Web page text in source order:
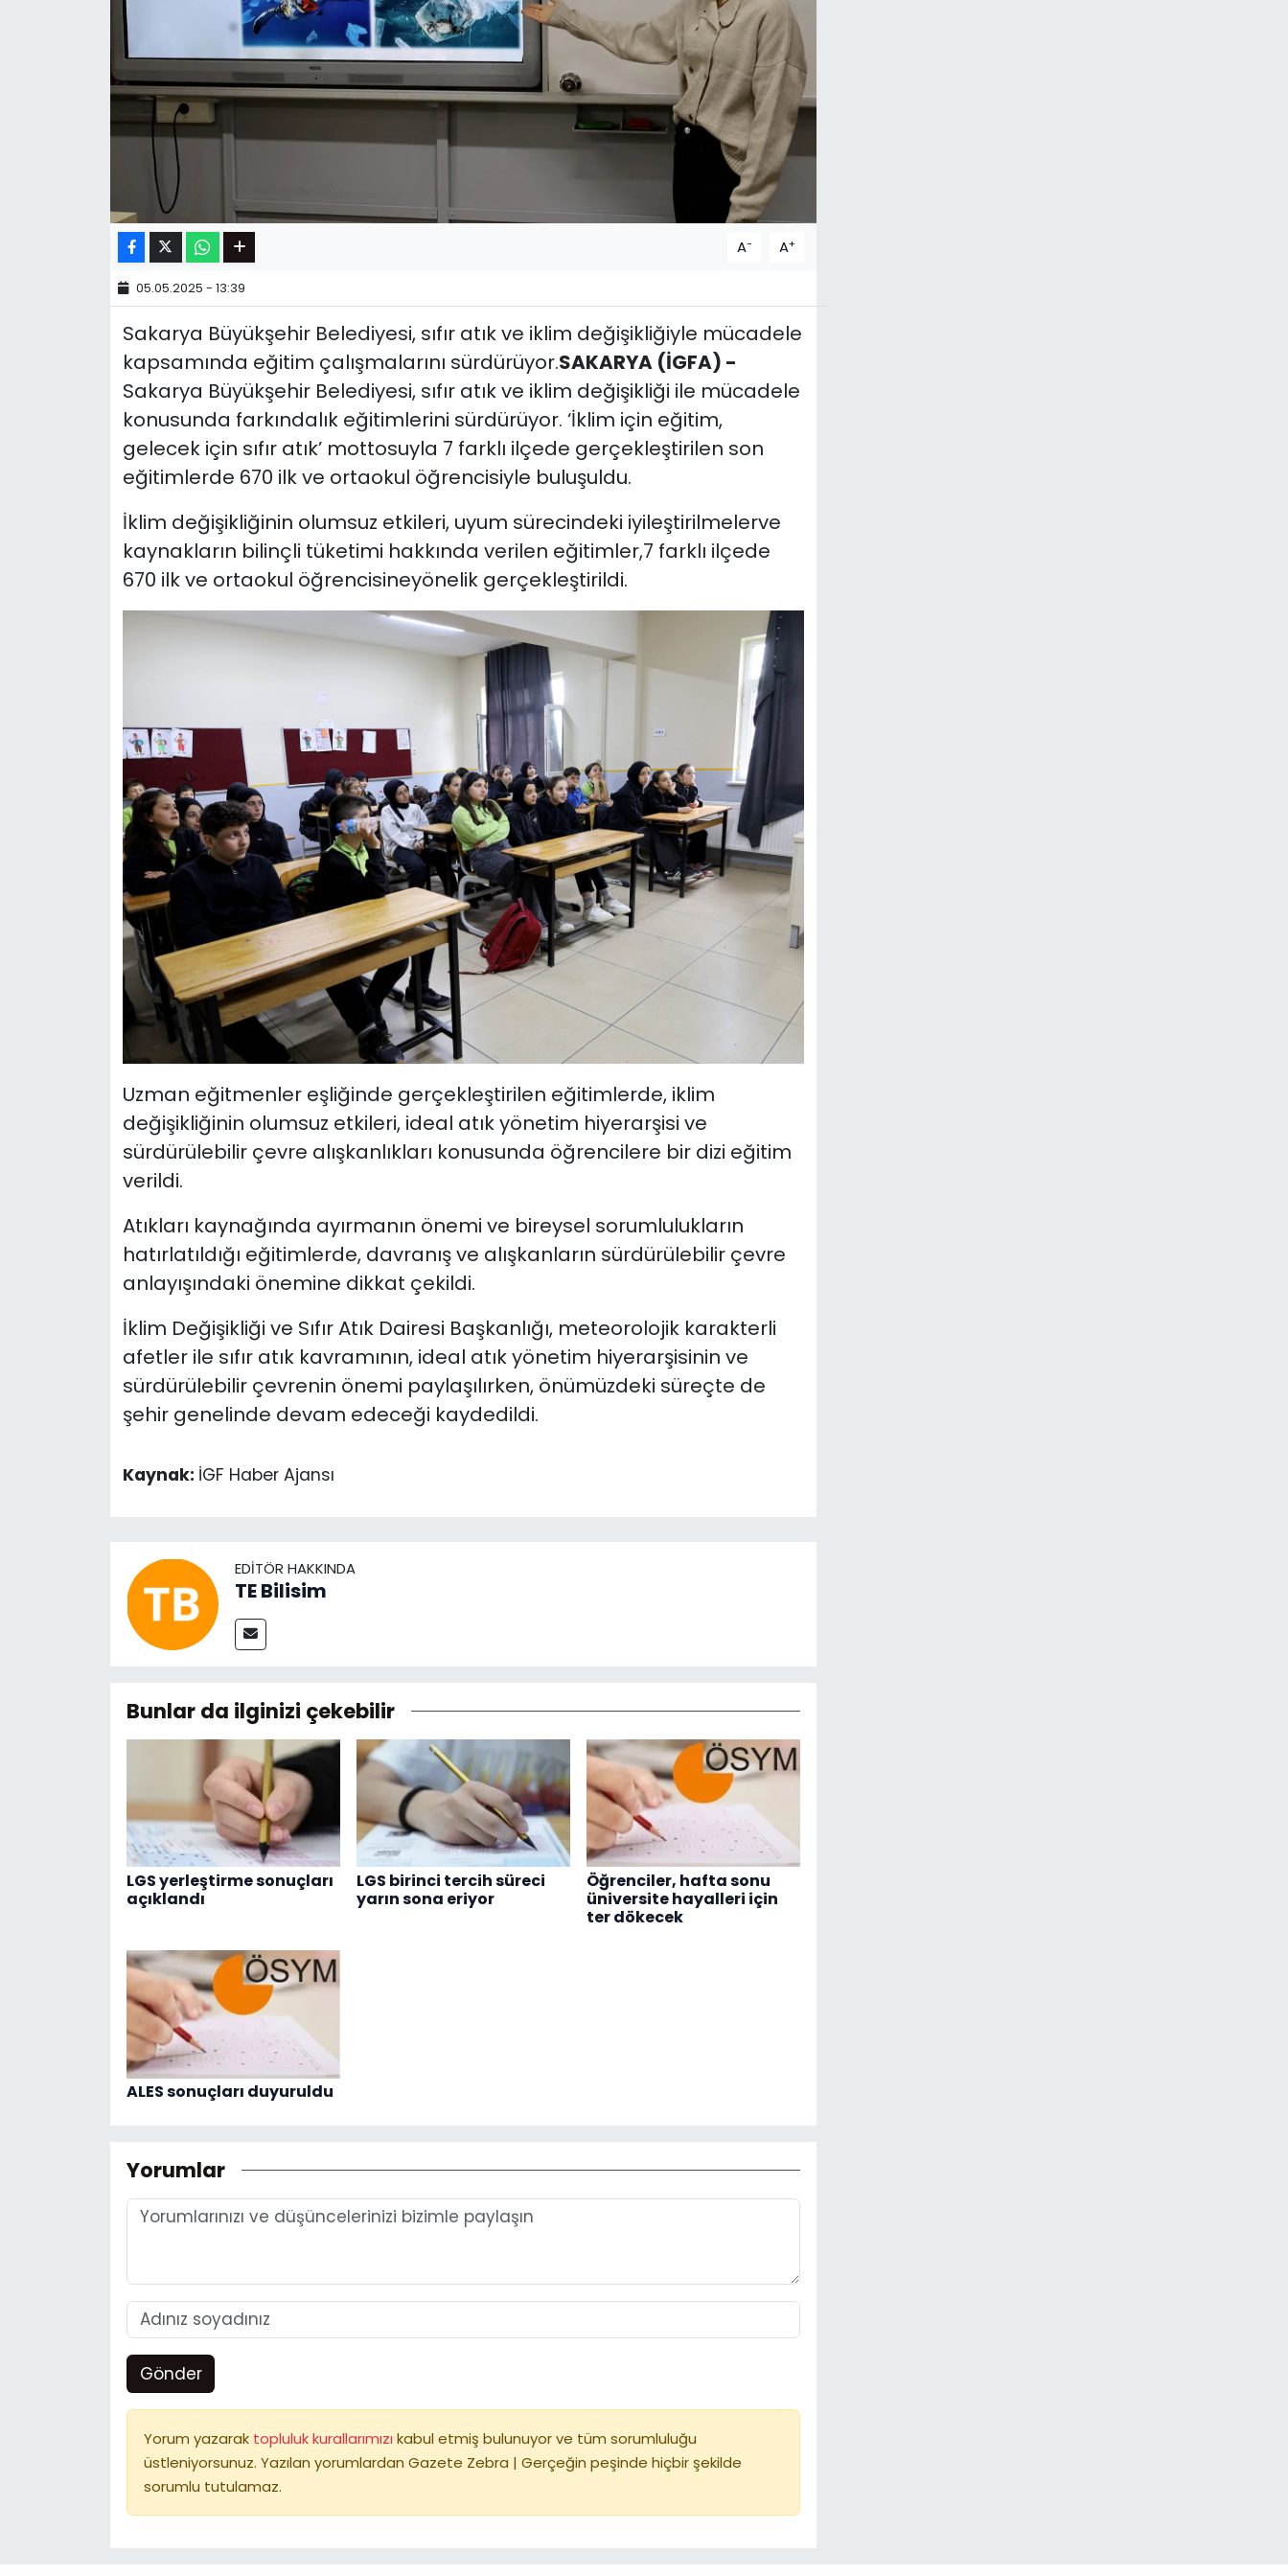
A- A+
05.05.2025 - 13:39
Sakarya Büyükşehir Belediyesi, sıfır atık ve iklim değişikliğiyle mücadele
kapsamında eğitim çalışmalarını sürdürüyor.SAKARYA (İGFA) -
Sakarya Büyükşehir Belediyesi, sıfır atık ve iklim değişikliği ile mücadele
konusunda farkındalık eğitimlerini sürdürüyor. ‘İklim için eğitim,
gelecek için sıfır atık’ mottosuyla 7 farklı ilçede gerçekleştirilen son
eğitimlerde 670 ilk ve ortaokul öğrencisiyle buluşuldu.
İklim değişikliğinin olumsuz etkileri, uyum sürecindeki iyileştirilmelerve
kaynakların bilinçli tüketimi hakkında verilen eğitimler,7 farklı ilçede
670 ilk ve ortaokul öğrencisineyönelik gerçekleştirildi.
Uzman eğitmenler eşliğinde gerçekleştirilen eğitimlerde, iklim
değişikliğinin olumsuz etkileri, ideal atık yönetim hiyerarşisi ve
sürdürülebilir çevre alışkanlıkları konusunda öğrencilere bir dizi eğitim
verildi.
Atıkları kaynağında ayırmanın önemi ve bireysel sorumlulukların
hatırlatıldığı eğitimlerde, davranış ve alışkanların sürdürülebilir çevre
anlayışındaki önemine dikkat çekildi.
İklim Değişikliği ve Sıfır Atık Dairesi Başkanlığı, meteorolojik karakterli
afetler ile sıfır atık kavramının, ideal atık yönetim hiyerarşisinin ve
sürdürülebilir çevrenin önemi paylaşılırken, önümüzdeki süreçte de
şehir genelinde devam edeceği kaydedildi.
Kaynak: İGF Haber Ajansı
EDITÖR HAKKINDA
TE Bilisim
Bunlar da ilginizi çekebilir
LGS yerleştirme sonuçları
açıklandı
LGS birinci tercih süreci
yarın sona eriyor
Öğrenciler, hafta sonu
üniversite hayalleri için
ter dökecek
ALES sonuçları duyuruldu
Yorumlar
Gönder
Yorum yazarak topluluk kurallarımızı kabul etmiş bulunuyor ve tüm sorumluluğu
üstleniyorsunuz. Yazılan yorumlardan Gazete Zebra | Gerçeğin peşinde hiçbir şekilde
sorumlu tutulamaz.